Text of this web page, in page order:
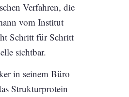
Verfahren, die
vom Institut
Schritt für Schritt
sichtbar.
in seinem Büro
Strukturprotein